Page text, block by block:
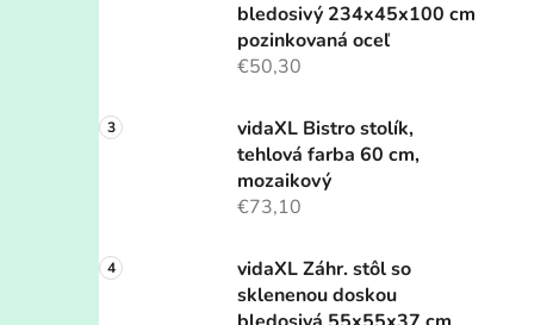
bledosivý 234x45x100 cm
pozinkovaná oceľ
€50,30
vidaXL Bistro stolík,
tehlová farba 60 cm,
mozaikový
€73,10
vidaXL Záhr. stôl so
sklenenou doskou